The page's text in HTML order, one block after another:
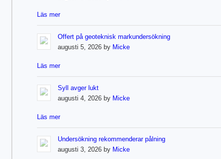
Läs mer
Offert på geoteknisk markundersökning
augusti 5, 2026 by Micke
Läs mer
Syll avger lukt
augusti 4, 2026 by Micke
Läs mer
Undersökning rekommenderar pålning
augusti 3, 2026 by Micke